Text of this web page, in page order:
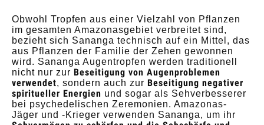
Obwohl Tropfen aus einer Vielzahl von Pflanzen
im gesamten Amazonasgebiet verbreitet sind,
bezieht sich Sananga technisch auf ein Mittel, das
aus Pflanzen der Familie der Zehen gewonnen
wird. Sananga Augentropfen werden traditionell
nicht nur zur Beseitigung von Augenproblemen
verwendet, sondern auch zur Beseitigung negativer
spiritueller Energien und sogar als Sehverbesserer
bei psychedelischen Zeremonien. Amazonas-
Jäger und -Krieger verwenden Sananga, um ihr